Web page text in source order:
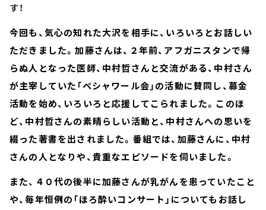
す！
今回も、気心の知れた大沢を相手に、いろいろとお話しい
ただきました。加藤さんは、２年前、アフガニスタンで帰
らぬ人となった医師、中村哲さんと交流がある、中村さん
が主宰していた「ペシャワール会」の活動に賛同し、募金
活動を始め、いろいろと応援してこられました。このほ
ど、中村哲さんの素晴らしい活動と、中村さんへの思いを
綴った著書を出されました。番組では、加藤さんに、中村
さんの人となりや、貴重なエピソードを伺いました。
また、４０代の後半に加藤さんが乳がんを患っていたこと
や、毎年恒例の「ほろ酔いコンサート」についてもお話し